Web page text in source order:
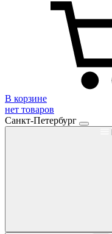
В корзине
нет товаров
Санкт-Петербург